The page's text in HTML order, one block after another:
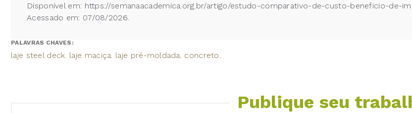
Disponível em: https://semanaacademica.org.br/artigo/estudo-comparativo-de-custo-beneficio-de-
Acessado em: 07/08/2026.
PALAVRAS CHAVES:
laje steel deck. laje maciça. laje pré-moldada. concreto.
Publique seu